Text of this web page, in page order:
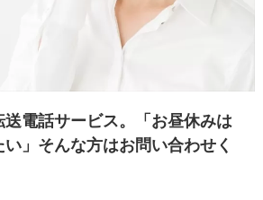
電話サービス。「お昼休みは
」そんな方はお問い合わせく